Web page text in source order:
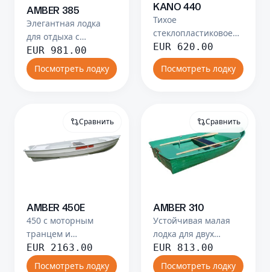
AMBER 385
Элегантная лодка
для отдыха с
отличной
управляемостью.
EUR 981.00
Посмотреть лодку
KANO 440
Тихое
стеклопластиковое
каноэ для спокойных
экспедиций.
EUR 620.00
Посмотреть лодку
Сравнить
AMBER 450E
450 с моторным
транцем и
улучшенным
комфортом.
EUR
2163.00
Посмотреть лодку
Сравнить
AMBER 310
Устойчивая малая
лодка для двух
рыбаков или
прогулки.
EUR
813.00
Посмотреть лодку